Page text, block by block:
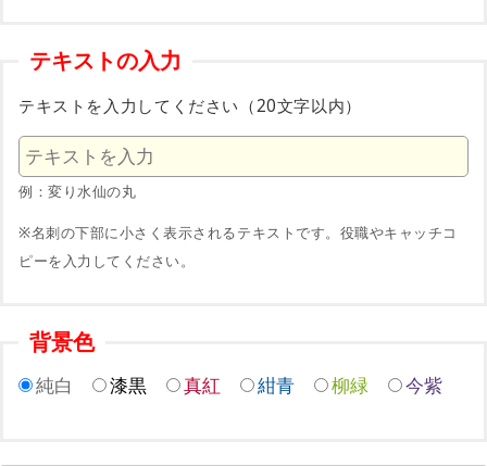
テキストの入力
テキストを入力してください（20文字以内）
例：変り水仙の丸
※名刺の下部に小さく表示されるテキストです。役職やキャッチコ
ピーを入力してください。
背景色
純白 漆黒 真紅 紺青 柳緑 今紫